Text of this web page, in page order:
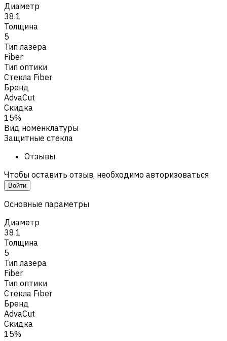
Диаметр
38.1
Толщина
5
Тип лазера
Fiber
Тип оптики
Стекла Fiber
Бренд
AdvaCut
Скидка
15%
Вид номенклатуры
Защитные стекла
Отзывы
Чтобы оставить отзыв, необходимо авторизоваться
Войти
Основные параметры
Диаметр
38.1
Толщина
5
Тип лазера
Fiber
Тип оптики
Стекла Fiber
Бренд
AdvaCut
Скидка
15%